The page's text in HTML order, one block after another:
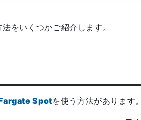
をいくつかご紹介します。
Spotを使う方法があります。